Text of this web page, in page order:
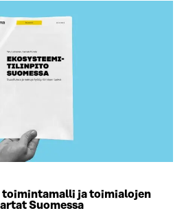
ja toimialojen
Suomessa